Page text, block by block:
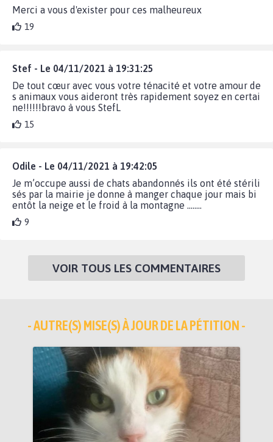
Merci a vous d'exister pour ces malheureux
19
Stef - Le 04/11/2021 à 19:31:25
De tout cœur avec vous votre ténacité et votre amour de
s animaux vous aideront très rapidement soyez en certai
ne!!!!!!bravo à vous StefL
15
Odile - Le 04/11/2021 à 19:42:05
Je m’occupe aussi de chats abandonnés ils ont été stérili
sés par la mairie je donne à manger chaque jour mais bi
entôt la neige et le froid à la montagne ........
9
VOIR TOUS LES COMMENTAIRES
- AUTRE(S) MISE(S) À JOUR DE LA PÉTITION -